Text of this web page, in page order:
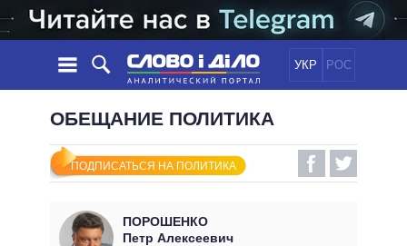
УКР РОС
НОВОСТИ
ЛЕНТА
СОБЫТИЯ
СТАТЬИ
МНЕНИЯ
ПОЛИТИКА
ЭКОНОМИКА
МИР
ОБЕЩАНИЯ
ВСЕ ПОЛИТИКИИНФОГРАФИКА
ОБЕЩАНИЕ ПОЛИТИКА
ПОДПИСАТЬСЯ НА ПОЛИТИКА
ПОРОШЕНКО
Петр Алексеевич